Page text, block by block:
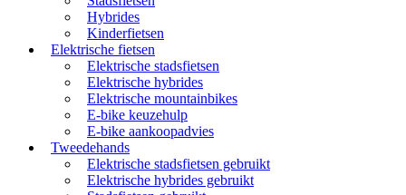
Hybrides
Kinderfietsen
Elektrische fietsen
Elektrische stadsfietsen
Elektrische hybrides
Elektrische mountainbikes
E-bike keuzehulp
E-bike aankoopadvies
Tweedehands
Elektrische stadsfietsen gebruikt
Elektrische hybrides gebruikt